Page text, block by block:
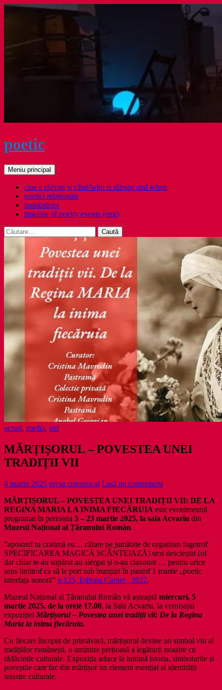
Sari
poetic
Caută
Meniu principal
cine e răzvan și când/who is răzvan and when
poetici relaţionale
translations
timeline of poetry events (eng)
Caută
după:
actual, media, util
MĂRȚIȘORUL – POVESTEA UNEI
TRADIȚII VII
4 martie 2025 presa comunicat Lasă un comentariu
MĂRȚIȘORUL – POVESTEA UNEI TRADIȚII VII: DE LA
REGINA MARIA LA INIMA FIECĂRUIA este evenimentul
programat în perioada 5 – 23 martie 2025, la sala Acvariu din
Muzeul Național al Țăranului Român.
”apostrof tu cratimă eu… călare pe jumătate de organism fagotrof
SPECIFICAREA MAGICĂ SCÂNTEIAZĂ) sms descleștat (of
dar chiar te-au supărat au alergat și n-au claxonat … pentru orice
sens limitrof ca să le port sub branțuri în pantof 1 martie „poetic
interfața sonoră” p.125, Editura Cartier , 2022.
Muzeul Național al Țăranului Român vă așteaptă miercuri, 5
martie 2025, de la orele 17.00, la Sala Acvariu, la vernisajul
expoziției Mărțișorul – Povestea unei tradiții vii: De la Regina
Maria la inima fiecăruia.
Cu fiecare început de primăvară, mărțișorul devine un simbol viu al
tradițiilor românești, o amintire prețioasă a legăturii noastre cu
rădăcinile culturale. Expoziția aduce la lumină istoria, simbolurile și
poveștile care fac din mărțișor un element esențial al identității
noastre culturale.